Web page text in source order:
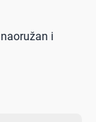
i